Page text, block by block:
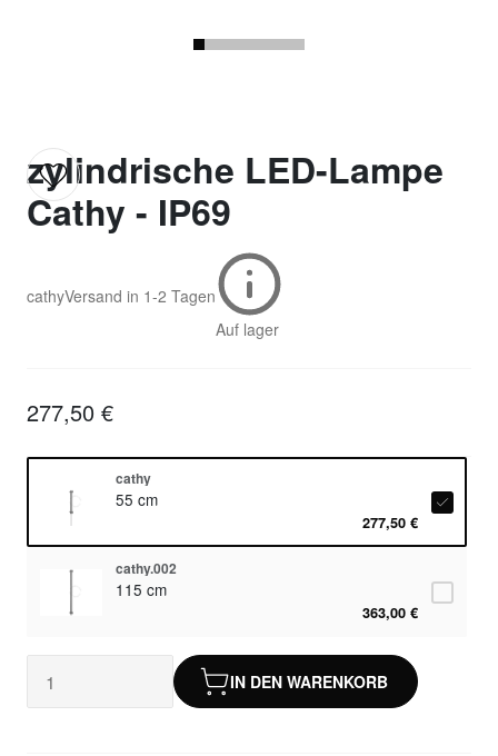
zylindrische LED-Lampe
Cathy - IP69
cathyVersand in 1-2 Tagen
Auf lager
277,50 €
cathy
55 cm
277,50 €
cathy.002
115 cm
363,00 €
IN DEN WARENKORB